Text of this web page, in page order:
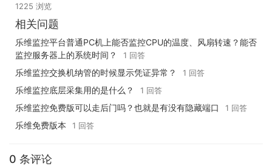
1225 浏览
相关问题
乐维监控平台普通PC机上能否监控CPU的温度、风扇转速？能否
监控服务器上的系统时间？
1 回答
乐维监控交换机纳管的时候显示凭证异常？ 1 回答
乐维监控底层采集用的是什么？ 1 回答
乐维监控免费版可以走后门吗？也就是有没有隐藏端口 1 回答
乐维免费版本 1 回答
0 条评论